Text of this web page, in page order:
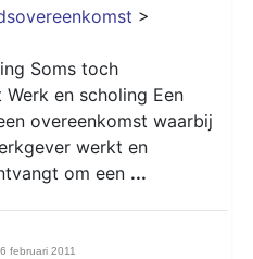
>
Soms toch
en scholing Een
overeenkomst waarbij
werkt en
om een ...
februari 2011